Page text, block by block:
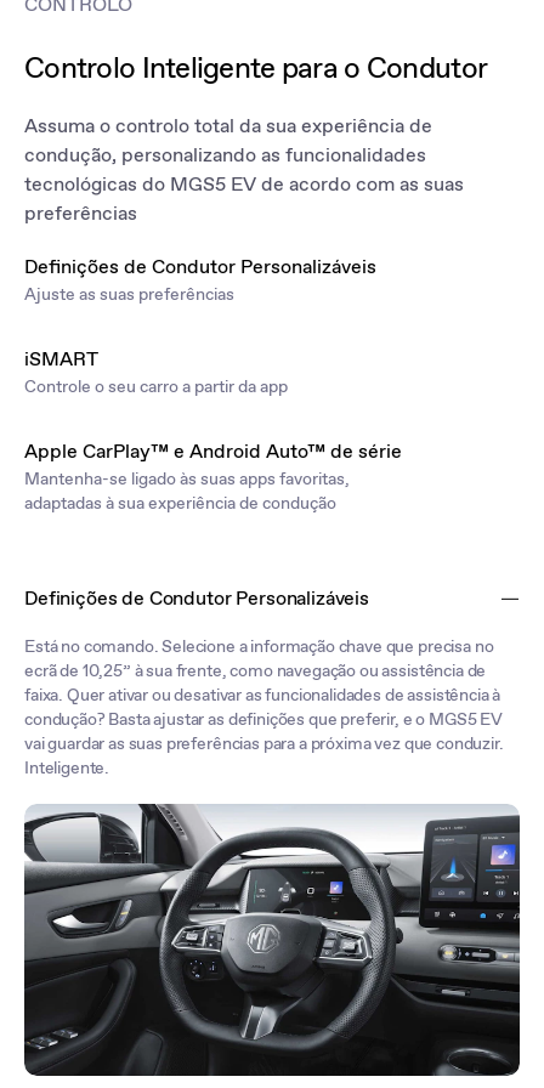
Controlo Inteligente para o Condutor
Assuma o controlo total da sua experiência de
condução, personalizando as funcionalidades
tecnológicas do MGS5 EV de acordo com as suas
preferências
Definições de Condutor Personalizáveis
Ajuste as suas preferências
iSMART
Controle o seu carro a partir da app
Apple CarPlay™ e Android Auto™ de série
Mantenha-se ligado às suas apps favoritas,
adaptadas à sua experiência de condução
Definições de Condutor Personalizáveis
Está no comando. Selecione a informação chave que precisa no
ecrã de 10,25” à sua frente, como navegação ou assistência de
faixa. Quer ativar ou desativar as funcionalidades de assistência à
condução? Basta ajustar as definições que preferir, e o MGS5 EV
vai guardar as suas preferências para a próxima vez que conduzir.
Inteligente.